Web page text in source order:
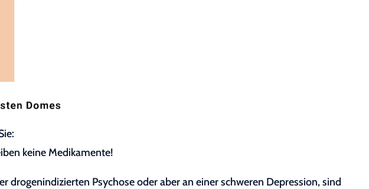
keine Medikamente!
drogenindizierten Psychose oder aber an einer schweren Depression, sind